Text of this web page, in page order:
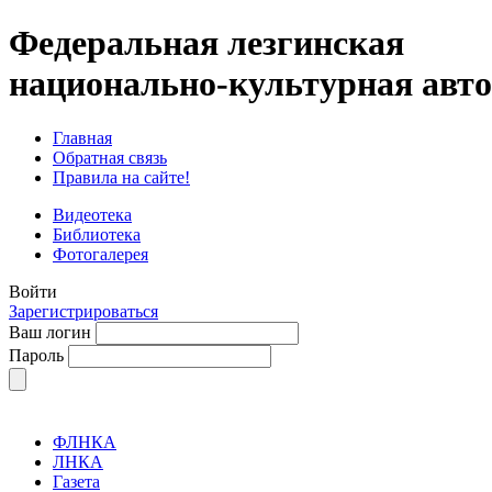
Федеральная лезгинская
национально-культурная
Главная
Обратная связь
Правила на сайте!
Видеотека
Библиотека
Фотогалерея
Войти
Зарегистрироваться
Ваш логин
Пароль
ФЛНКА
ЛНКА
Газета